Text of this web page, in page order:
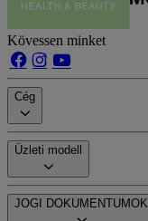
Kövessen minket
Cég
Üzleti modell
JOGI DOKUMENTUMOK